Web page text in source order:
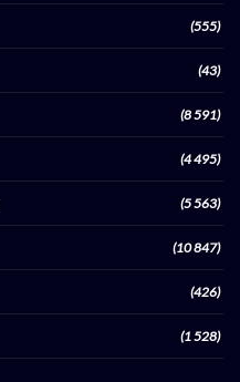
(555)
(43)
(8 591)
(4 495)
(5 563)
(10 847)
(426)
(1 528)